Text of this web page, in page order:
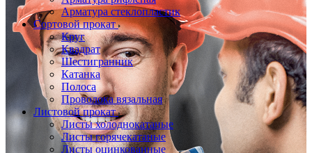
Арматура стеклопластик
Сортовой прокат
Круг
Квадрат
Шестигранник
Катанка
Полоса
Проволока вязальная
Листовой прокат
Листы холоднокатаные
Листы горячекатаные
Листы оцинкованные